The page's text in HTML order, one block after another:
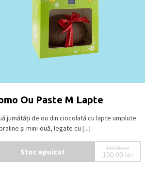
Ou Paste M Lapte
jumătăți de ou din ciocolată cu lapte umplute
și mini-ouă, legate cu [...]
Stoc epuizat 149.00lei
Prețul
100.00 lei
Prețul